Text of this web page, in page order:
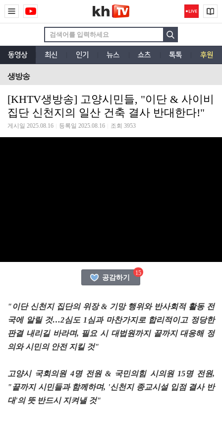
동영상 최신 인기 뉴스 쇼츠 톡톡 후원
생방송
[KHTV생방송] 고양시민들, "이단 & 사이비
집단 신천지의 일산 건축 결사 반대한다!"
게시일 2025.08.16 등록일 2025.08.16 조회 3953
15
공감하기
"이단 신천지 집단의 위장 & 기망 행위와 반사회적 활동 전
국에 알릴 것…2심도 1심과 마찬가지로 합리적이고 정당한
판결 내리길 바라며, 필요 시 대법원까지 끝까지 대응해 정
의와 시민의 안전 지킬 것"
고양시 국회의원 4명 전원 & 국민의힘 시의원 15명 전원,
"끝까지 시민들과 함께하며, '신천지 종교시설 입점 결사 반
대'의 뜻 반드시 지켜낼 것"